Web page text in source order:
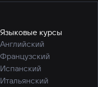
Языковые курсы
Английский
Французский
Испанский
Итальянский